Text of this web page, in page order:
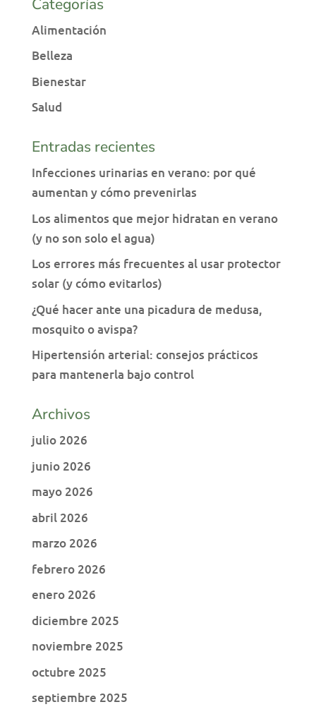
Alimentación
Belleza
Bienestar
Salud
Entradas recientes
Infecciones urinarias en verano: por qué
aumentan y cómo prevenirlas
Los alimentos que mejor hidratan en verano
(y no son solo el agua)
Los errores más frecuentes al usar protector
solar (y cómo evitarlos)
¿Qué hacer ante una picadura de medusa,
mosquito o avispa?
Hipertensión arterial: consejos prácticos
para mantenerla bajo control
Archivos
julio 2026
junio 2026
mayo 2026
abril 2026
marzo 2026
febrero 2026
enero 2026
diciembre 2025
noviembre 2025
octubre 2025
septiembre 2025